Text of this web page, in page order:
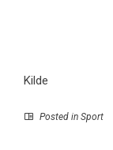
Kilde
Posted in Sport